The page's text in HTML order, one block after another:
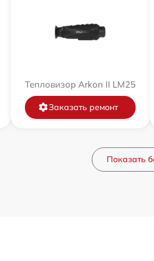
Тепловизор Arkon II LM25
Заказать ремонт
Показать